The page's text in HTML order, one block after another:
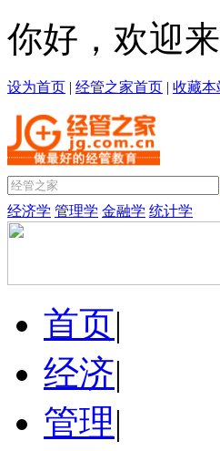
你好，欢迎
设为首页 | 经管之家首页 | 收藏本
经济学 管理学 金融学 统计学
首页|
经济|
管理|